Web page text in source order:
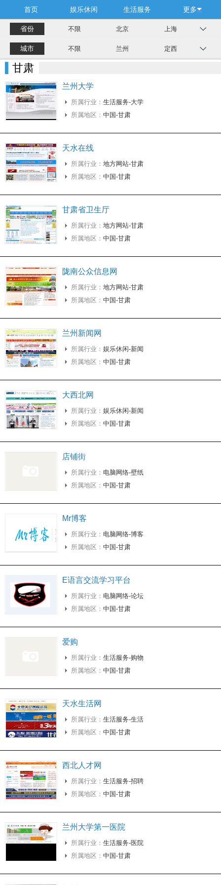
首页 娱乐休闲 生活服务 更多
省份 不限 北京 上海
城市 不限 兰州 定西
甘肃
兰州大学
所属行业： 生活服务-大学
所属地区： 中国-甘肃
天水在线
所属行业： 地方网站-甘肃
所属地区： 中国-甘肃
甘肃省卫生厅
所属行业： 地方网站-甘肃
所属地区： 中国-甘肃
陇南公众信息网
所属行业： 地方网站-甘肃
所属地区： 中国-甘肃
兰州新闻网
所属行业： 娱乐休闲-新闻
所属地区： 中国-甘肃
大西北网
所属行业： 娱乐休闲-新闻
所属地区： 中国-甘肃
店铺街
所属行业： 电脑网络-壁纸
所属地区： 中国-甘肃
Mr博客
所属行业： 电脑网络-博客
所属地区： 中国-甘肃
E语言交流学习平台
所属行业： 电脑网络-论坛
所属地区： 中国-甘肃
爱购
所属行业： 生活服务-购物
所属地区： 中国-甘肃
天水生活网
所属行业： 生活服务-生活
所属地区： 中国-甘肃
西北人才网
所属行业： 生活服务-招聘
所属地区： 中国-甘肃
兰州大学第一医院
所属行业： 生活服务-医院
所属地区： 中国-甘肃